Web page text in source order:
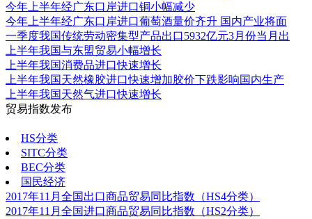
今年上半年经广东口岸进口铜小幅减少
今年上半年经广东口岸进口葡萄酒量价齐升 国内产业将面
一季度我国传统劳动密集型产品出口5932亿元3月份当月出
上半年我国与东盟贸易小幅增长
上半年我国消费品进口快速增长
上半年我国天然橡胶进口快速增加胶价下跌影响国内生产
上半年我国天然气进口快速增长
贸易指数发布
HS分类
SITC分类
BEC分类
国民经济
2017年11月全国出口商品贸易同比指数（HS4分类）
2017年11月全国进口商品贸易同比指数（HS2分类）